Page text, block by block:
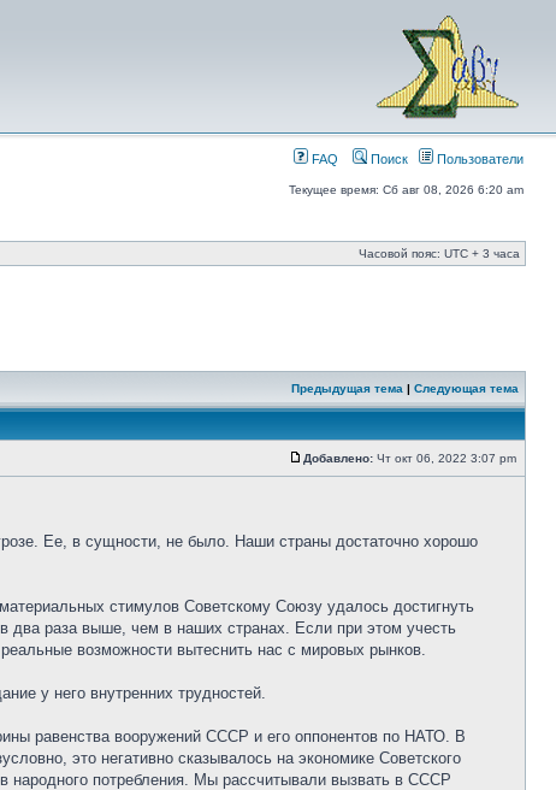
FAQ Поиск Пользователи
Текущее время: Сб авг 08, 2026 6:20 am
Часовой пояс: UTC + 3 часа
Предыдущая тема | Следующая тема
Добавлено: Чт окт 06, 2022 3:07 pm
Ее, в сущности, не было. Наши страны достаточно хорошо
стимулов Советскому Союзу удалось достигнуть
два раза выше, чем в наших странах. Если при этом учесть
возможности вытеснить нас с мировых рынков.
у него внутренних трудностей.
равенства вооружений СССР и его оппонентов по НАТО. В
это негативно сказывалось на экономике Советского
народного потребления. Мы рассчитывали вызвать в СССР